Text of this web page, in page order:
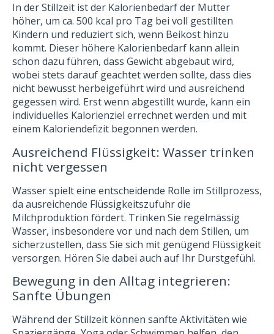
In der Stillzeit ist der Kalorienbedarf der Mutter
höher, um ca. 500 kcal pro Tag bei voll gestillten
Kindern und reduziert sich, wenn Beikost hinzu
kommt. Dieser höhere Kalorienbedarf kann allein
schon dazu führen, dass Gewicht abgebaut wird,
wobei stets darauf geachtet werden sollte, dass dies
nicht bewusst herbeigeführt wird und ausreichend
gegessen wird. Erst wenn abgestillt wurde, kann ein
individuelles Kalorienziel errechnet werden und mit
einem Kaloriendefizit begonnen werden.
Ausreichend Flüssigkeit: Wasser trinken
nicht vergessen
Wasser spielt eine entscheidende Rolle im Stillprozess,
da ausreichende Flüssigkeitszufuhr die
Milchproduktion fördert. Trinken Sie regelmässig
Wasser, insbesondere vor und nach dem Stillen, um
sicherzustellen, dass Sie sich mit genügend Flüssigkeit
versorgen. Hören Sie dabei auch auf Ihr Durstgefühl.
Bewegung in den Alltag integrieren:
Sanfte Übungen
Während der Stillzeit können sanfte Aktivitäten wie